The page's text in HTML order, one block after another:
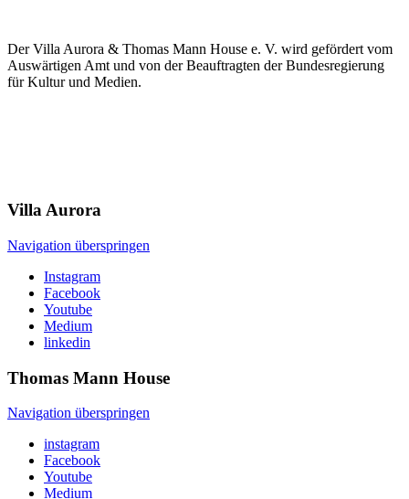
Der Villa Aurora & Thomas Mann House e. V. wird gefördert vom
Auswärtigen Amt und von der Beauftragten der Bundesregierung
für Kultur und Medien.
VillaAurora
Navigation überspringen
Instagram
Facebook
Youtube
Medium
linkedin
Thomas Mann House
Navigation überspringen
instagram
Facebook
Youtube
Medium